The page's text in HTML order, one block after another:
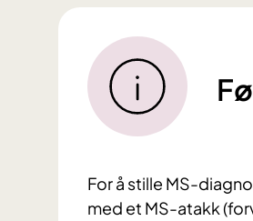
For å stille MS-
med et MS-atakk